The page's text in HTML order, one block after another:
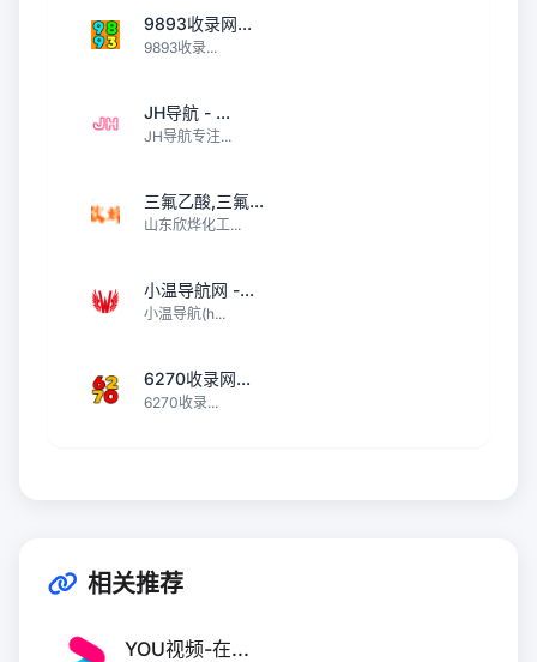
9893收录网...
9893收录...
JH导航 - ...
JH导航专注...
三氟乙酸,三氟...
山东欣烨化工...
小温导航网 -...
小温导航(h...
6270收录网...
6270收录...
相关推荐
YOU视频-在...